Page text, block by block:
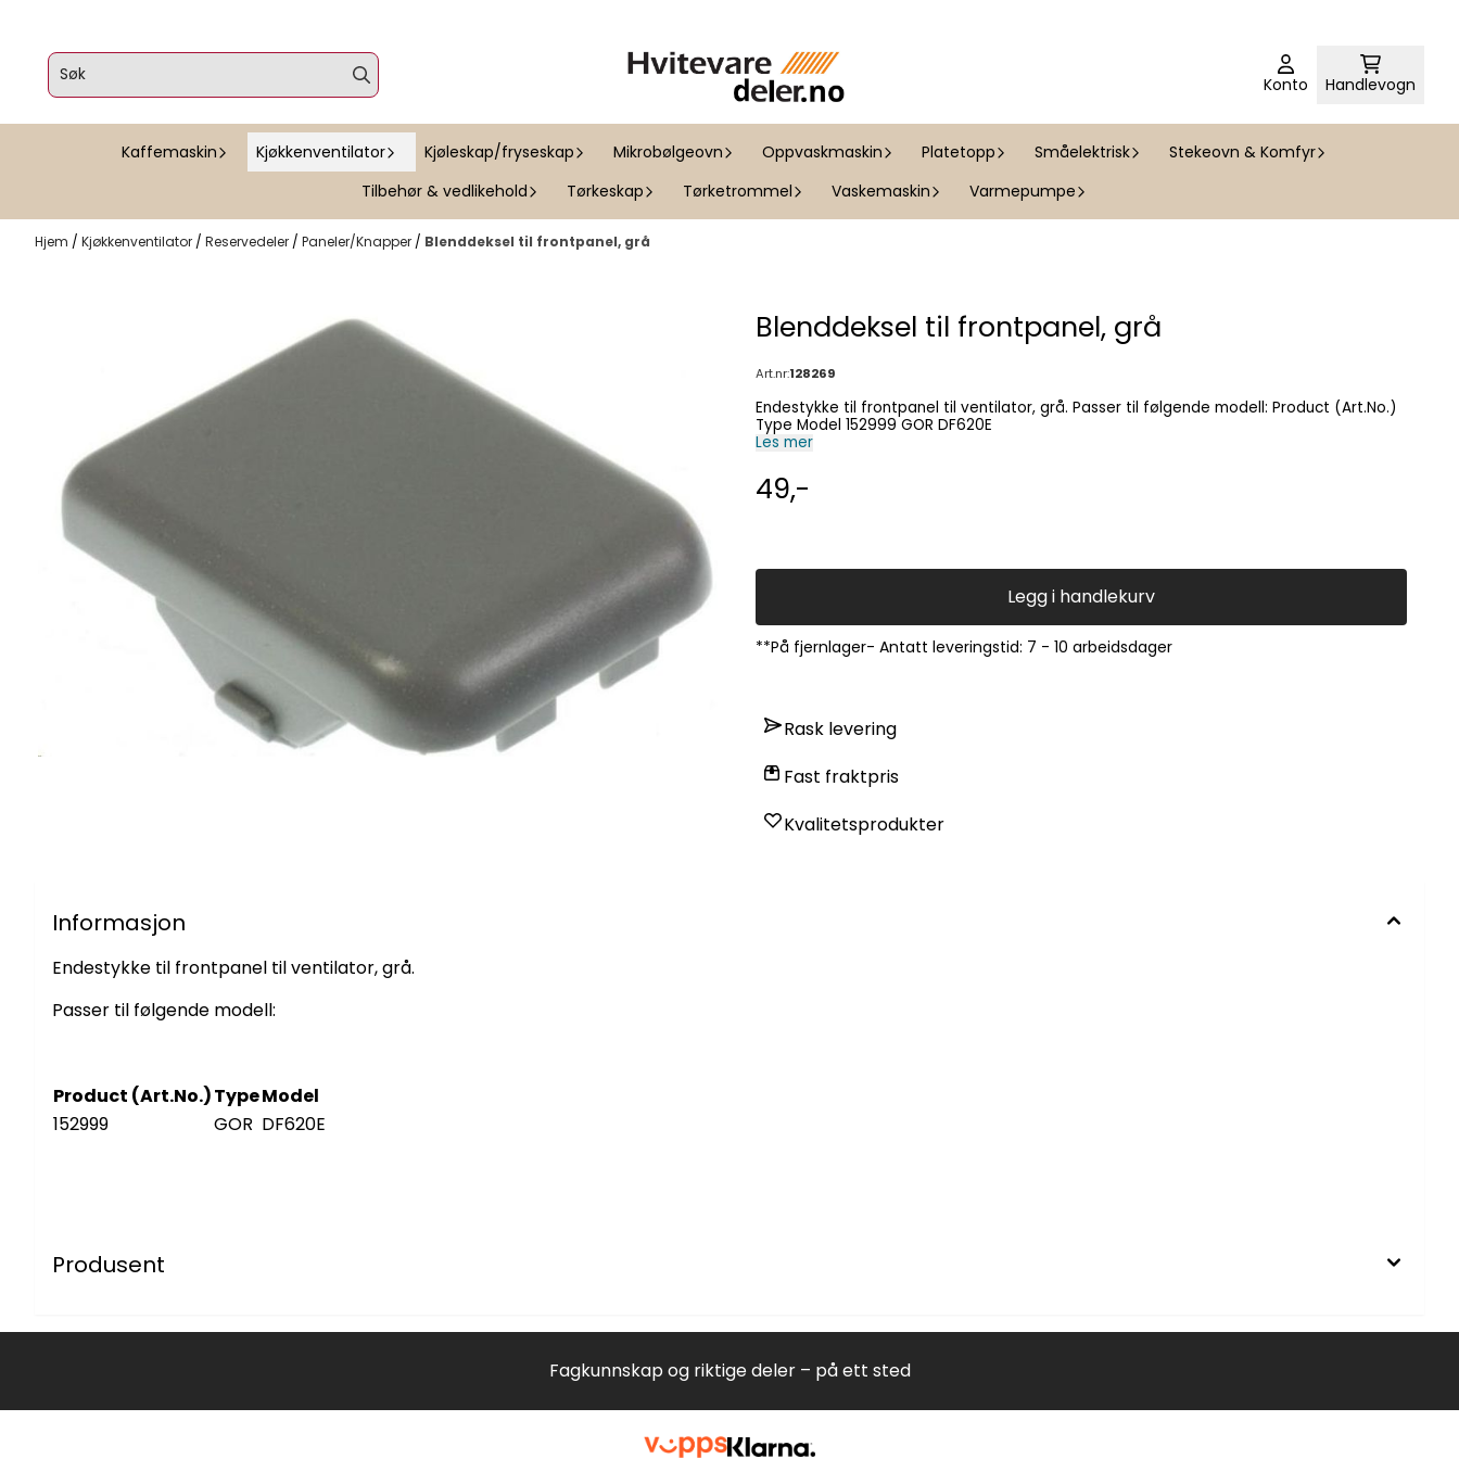
Konto Handlevogn
Kaffemaskin Kjøkkenventilator Kjøleskap/fryseskap Mikrobølgeovn Oppvaskmaskin Platetopp Småelektrisk
Stekeovn & Komfyr
Tilbehør & vedlikehold
Tørkeskap Tørketrommel Vaskemaskin Varmepumpe
Hjem / Kjøkkenventilator / Reservedeler / Paneler/Knapper / Blenddeksel til frontpanel, grå
Blenddeksel til frontpanel, grå
Art.nr:128269
Endestykke til frontpanel til ventilator, grå. Passer til følgende modell: Product (Art.No.)
Type Model 152999 GOR DF620E
Les mer
49,-
Legg i handlekurv
**På fjernlager- Antatt leveringstid: 7 - 10 arbeidsdager
Rask levering
Fast fraktpris
Kvalitetsprodukter
Informasjon
Endestykke til frontpanel til ventilator, grå.
Passer til følgende modell:
Product (Art.No.)TypeModel
152999
GOR DF620E
Produsent
Fagkunnskap og riktige deler – på ett sted